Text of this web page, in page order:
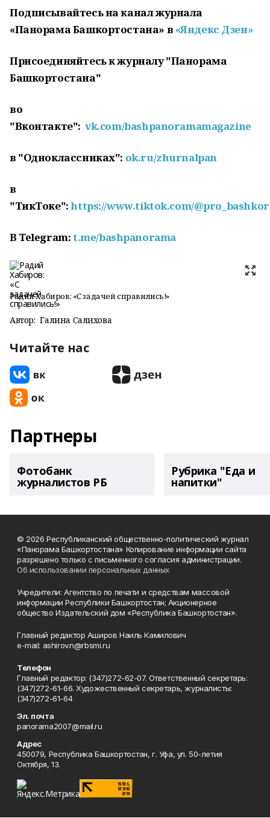
Подписывайтесь на канал журнала
«Панорама Башкортостана» в «Яндекс Дзен»
Присоединяйтесь к журналу "Панорама
Башкортостана"
во
"Вконтакте":vk.com/bashpanoramamagazine
в "Одноклассниках": ok.ru/zhurnalpan
в
"ТикТоке":https://www.tiktok.com/
В Telegram:t.me/bashpanorama
Радий Хабиров: «С задачей справились!»
Автор: Галина Салихова
Читайте нас
Партнеры
Фотобанк
журналистов РБ
Рубрика "Еда и
напитки"
© 2026 Республиканский общественно-политический журнал
«Панорама Башкортостана» Копирование информации сайта
разрешено только с письменного согласия администрации.
Об использовании персональных данных
Учредители: Агентство по печати и средствам массовой
информации Республики Башкортостан; Акционерное
общество Издательский дом «Республика Башкортостан».
Главный редактор Аширов Наиль Камилович
e-mail: ashirov.n@rbsmi.ru
Телефон
Главный редактор: (347)272-62-07. Ответственный секретарь:
(347)272-61-66. Художественный секретарь, журналисты:
(347)272-61-64
Эл. почта
panorama2007@mail.ru
Адрес
450079, Республика Башкортостан, г. Уфа, ул. 50-летия
Октября, 13.